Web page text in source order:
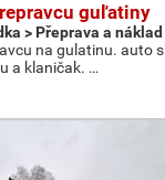
guľatiny
> Přeprava a náklad
na gulatinu. auto s
a klaničak. …